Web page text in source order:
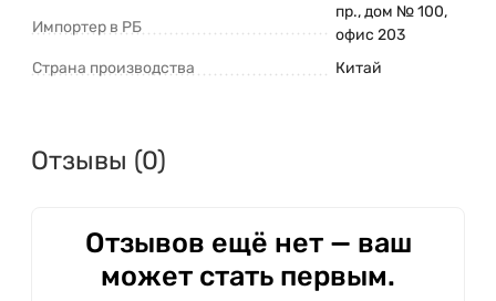
Импортер в РБ
пр., дом № 100,
офис 203
Страна производства
Китай
Отзывы (0)
Отзывов ещё нет — ваш
может стать первым.